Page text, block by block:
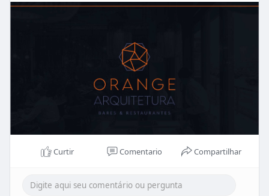
Curtir Comentario Compartilhar